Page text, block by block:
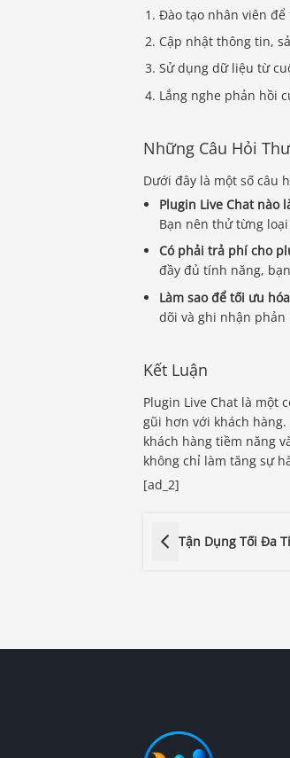
Đào tạo nhân viên
Cập nhật thông tin,
Sử dụng dữ liệu từ
Lắng nghe phản hồi
Những Câu Hỏi
Dưới đây là một số câu
Plugin Live Chat nào
Bạn nên thử từng
Có phải trả phí cho
đầy đủ tính năng,
Làm sao để tối ưu
dõi và ghi nhận
Kết Luận
Plugin Live Chat là một
gũi hơn với khách
khách hàng tiềm năng
không chỉ làm tăng sự
[ad_2]
Tận Dụng Tối Đa